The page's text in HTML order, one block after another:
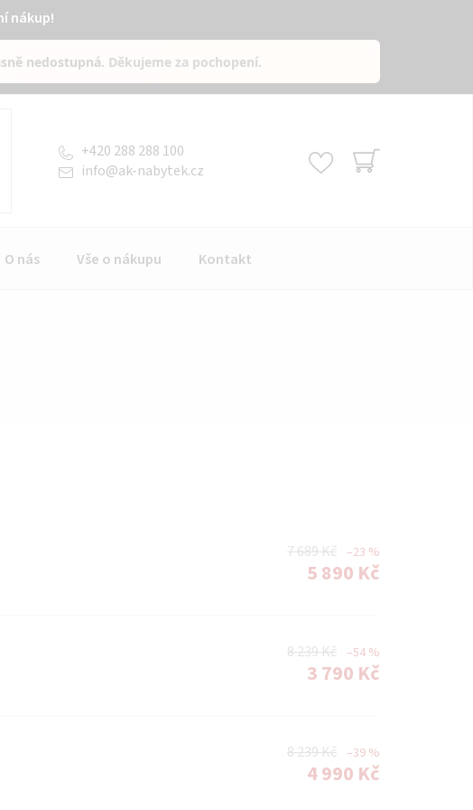
nákup!
nedostupná. Děkujeme za pochopení.
info@ak-nabytek.cz
+420 288 288 100
O nás Vše o nákupu Kontakt
7 689 Kč –23 %
5 890 Kč
8 239 Kč –54 %
3 790 Kč
8 239 Kč –39 %
4 990 Kč